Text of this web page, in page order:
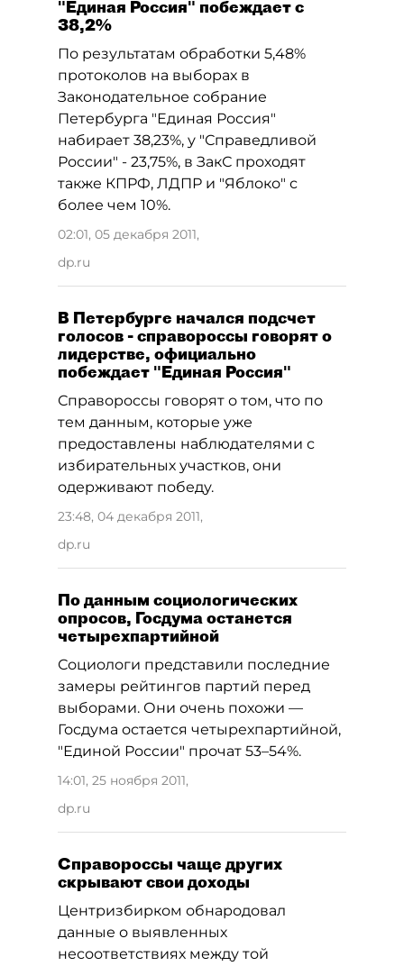
"Единая Россия" побеждает с
38,2%
По результатам обработки 5,48%
протоколов на выборах в
Законодательное собрание
Петербурга "Единая Россия"
набирает 38,23%, у "Справедливой
России" - 23,75%, в ЗакС проходят
также КПРФ, ЛДПР и "Яблоко" с
более чем 10%.
02:01, 05 декабря 2011,
dp.ru
В Петербурге начался подсчет
голосов - справороссы говорят о
лидерстве, официально
побеждает "Единая Россия"
Справороссы говорят о том, что по
тем данным, которые уже
предоставлены наблюдателями с
избирательных участков, они
одерживают победу.
23:48, 04 декабря 2011,
dp.ru
По данным социологических
опросов, Госдума останется
четырехпартийной
Социологи представили последние
замеры рейтингов партий перед
выборами. Они очень похожи —
Госдума остается четырехпартийной,
"Единой России" прочат 53–54%.
14:01, 25 ноября 2011,
dp.ru
Справороссы чаще других
скрывают свои доходы
Центризбирком обнародовал
данные о выявленных
несоответствиях между той